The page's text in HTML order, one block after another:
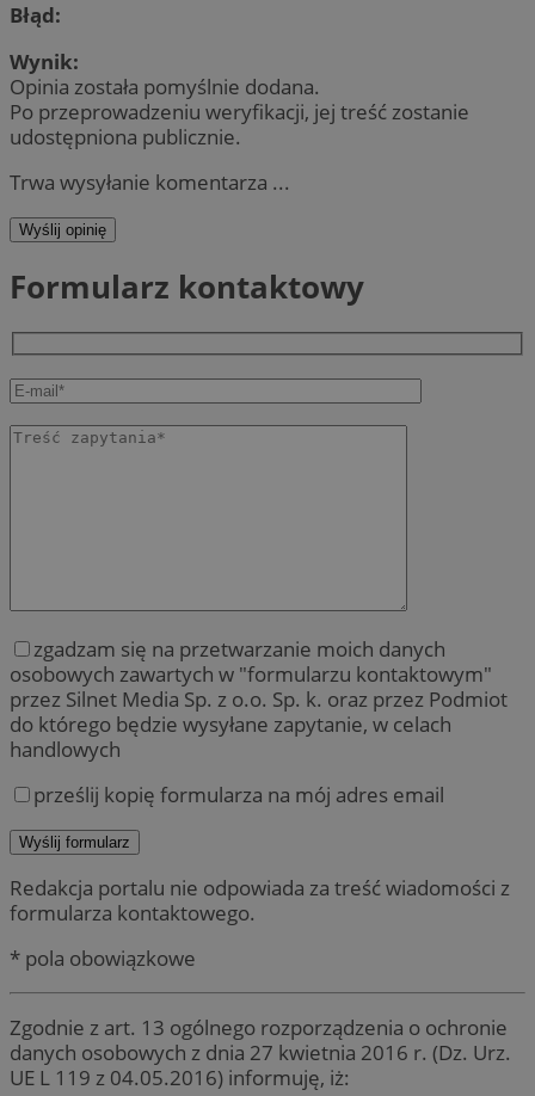
Błąd:
Wynik:
Opinia została pomyślnie dodana.
Po przeprowadzeniu weryfikacji, jej treść zostanie
udostępniona publicznie.
Trwa wysyłanie komentarza ...
Wyślij opinię
Formularz kontaktowy
zgadzam się na przetwarzanie moich danych
osobowych zawartych w "formularzu kontaktowym"
przez Silnet Media Sp. z o.o. Sp. k. oraz przez Podmiot
do którego będzie wysyłane zapytanie, w celach
handlowych
prześlij kopię formularza na mój adres email
Redakcja portalu nie odpowiada za treść wiadomości z
formularza kontaktowego.
* pola obowiązkowe
Zgodnie z art. 13 ogólnego rozporządzenia o ochronie
danych osobowych z dnia 27 kwietnia 2016 r. (Dz. Urz.
UE L 119 z 04.05.2016) informuję, iż: